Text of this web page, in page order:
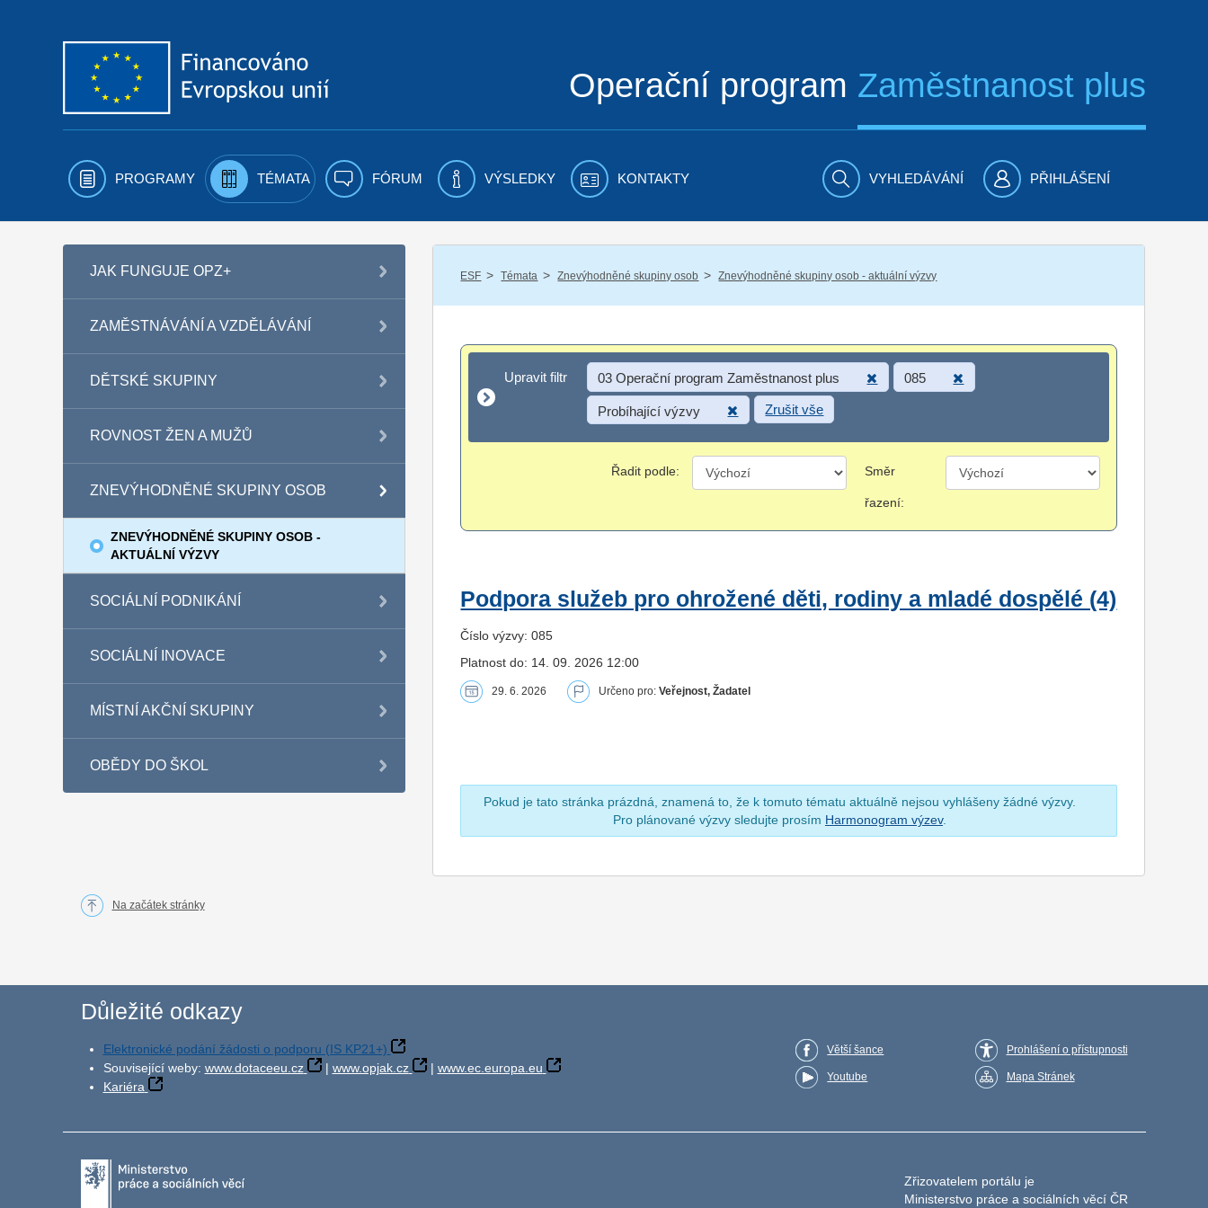
Operační program Zaměstnanost plus
PROGRAMY TÉMATA FÓRUM VÝSLEDKY KONTAKTY VYHLEDÁVÁNÍ PŘIHLÁŠENÍ
JAK FUNGUJE OPZ+
ZAMĚSTNÁVÁNÍ A VZDĚLÁVÁNÍ
DĚTSKÉ SKUPINY
ROVNOST ŽEN A MUŽŮ
ZNEVÝHODNĚNÉ SKUPINY OSOB
ZNEVÝHODNĚNÉ SKUPINY OSOB -
AKTUÁLNÍ VÝZVY
SOCIÁLNÍ PODNIKÁNÍ
SOCIÁLNÍ INOVACE
MÍSTNÍ AKČNÍ SKUPINY
OBĚDY DO ŠKOL
ESF / Témata / Znevýhodněné skupiny osob / Znevýhodněné skupiny osob - aktuální výzvy
Upravit filtr
Upravit filtr 03 Operační program Zaměstnanost plus 085
Probíhající výzvy Zrušit vše
Řadit podle: Směr
řazení:
Podpora služeb pro ohrožené děti, rodiny a mladé dospělé (4)
Číslo výzvy: 085
Platnost do: 14. 09. 2026 12:00
29. 6. 2026 Určeno pro:Veřejnost, Žadatel
Pokud je tato stránka prázdná, znamená to, že k tomuto tématu aktuálně nejsou vyhlášeny žádné výzvy.
Pro plánované výzvy sledujte prosím Harmonogram výzev.
Na začátek stránky
Důležité odkazy
Elektronické podání žádosti o podporu (IS KP21+)
Související weby: www.dotaceeu.cz | www.opjak.cz | www.ec.europa.eu
Kariéra
Větší šance
Youtube
Prohlášení o přístupnosti
Mapa Stránek
Zřizovatelem portálu je
Ministerstvo práce a sociálních věcí ČR